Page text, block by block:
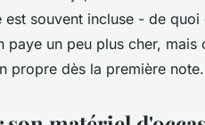
souvent incluse - de quoi
paye un peu plus cher, mais
propre dès la première note.